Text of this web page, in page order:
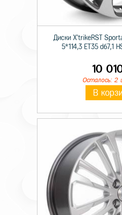
Диски X'trikeRST
5*114,3 ET35 d67,1
10
Осталось: 2
В